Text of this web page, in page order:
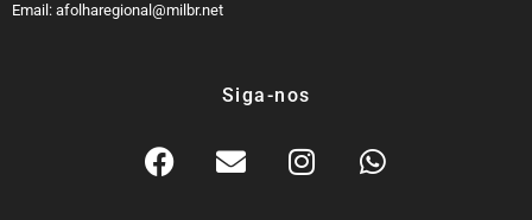
Email: afolharegional@milbr.net
Siga-nos